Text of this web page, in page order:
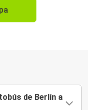
de Berlín a